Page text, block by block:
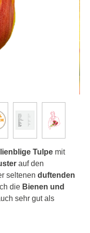
Tulpe mit
auf den
seltenen duftenden
die Bienen und
sehr gut als